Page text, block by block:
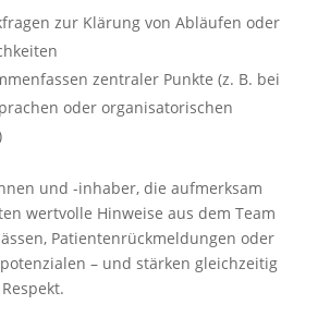
zur Klärung von Abläufen oder
zentraler Punkte (z. B. bei
oder organisatorischen
und -inhaber, die aufmerksam
wertvolle Hinweise aus dem Team
Patientenrückmeldungen oder
– und stärken gleichzeitig